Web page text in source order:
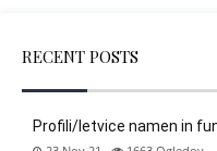
RECENT POSTS
Profili/letvice namen in